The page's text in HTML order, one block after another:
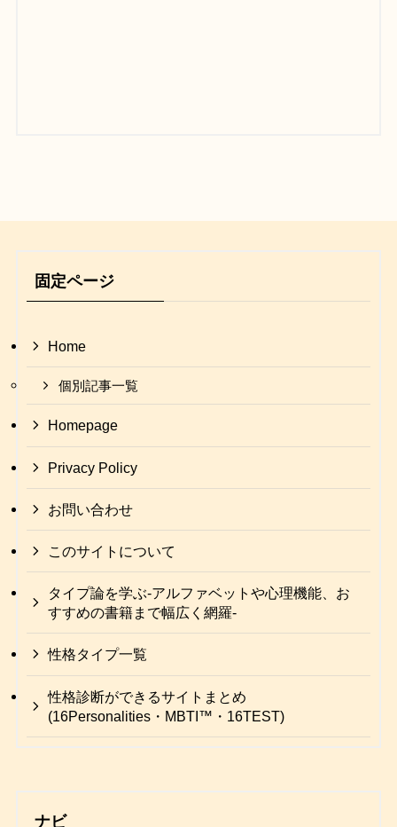
固定ページ
Home
個別記事一覧
Homepage
Privacy Policy
お問い合わせ
このサイトについて
タイプ論を学ぶ-アルファベットや心理機能、お
すすめの書籍まで幅広く網羅-
性格タイプ一覧
性格診断ができるサイトまとめ
(16Personalities・MBTI™・16TEST)
ナビ